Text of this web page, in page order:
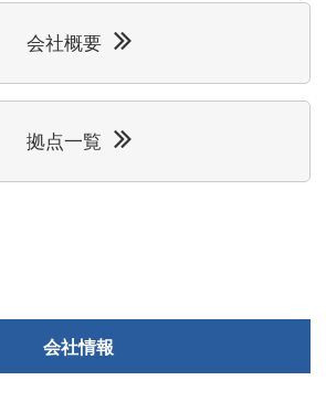
会社概要
拠点一覧
会社情報